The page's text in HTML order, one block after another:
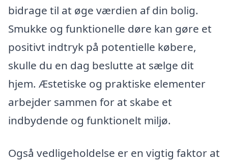
bidrage til at øge værdien af din bolig.
Smukke og funktionelle døre kan gøre et
positivt indtryk på potentielle købere,
skulle du en dag beslutte at sælge dit
hjem. Æstetiske og praktiske elementer
arbejder sammen for at skabe et
indbydende og funktionelt miljø.
Også vedligeholdelse er en vigtig faktor at